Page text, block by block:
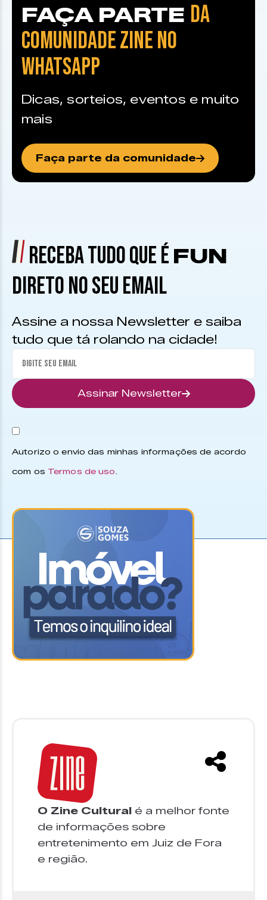
FAÇA PARTE DA
COMUNIDADE ZINE NO
WHATSAPP
Dicas, sorteios, eventos e muito
mais
Faça parte da comunidade
RECEBA TUDO QUE É FUN
DIRETO NO SEU EMAIL
Assine a nossa Newsletter e saiba
tudo que tá rolando na cidade!
Assinar Newsletter
Autorizo o envio das minhas informações de acordo
com os Termos de uso.
O Zine Cultural é a melhor fonte
de informações sobre
entretenimento em Juiz de Fora
e região.